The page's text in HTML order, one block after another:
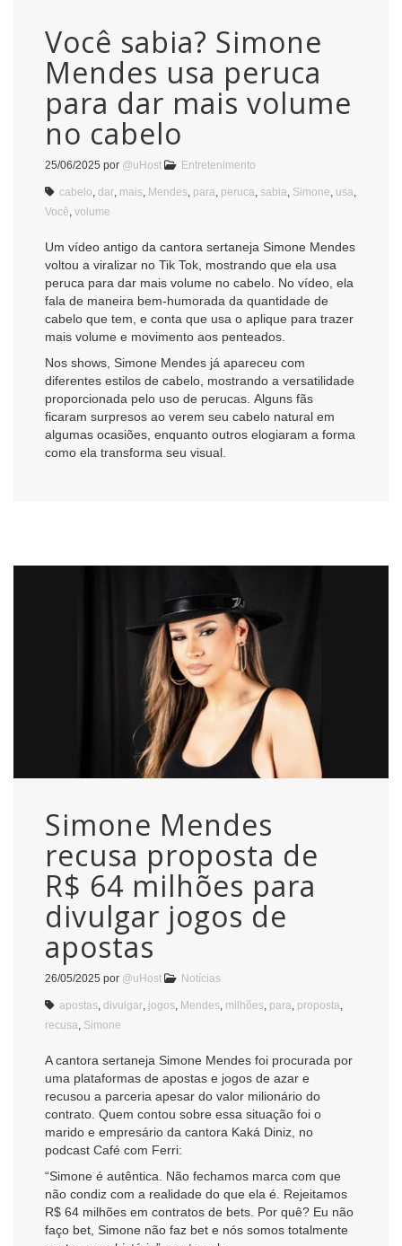
Você sabia? Simone
Mendes usa peruca
para dar mais volume
no cabelo
25/06/2025 por @uHost Entretenimento
cabelo dar mais Mendes para peruca sabia Simone usa
Você volume
Um vídeo antigo da cantora sertaneja Simone Mendes
voltou a viralizar no Tik Tok, mostrando que ela usa
peruca para dar mais volume no cabelo. No vídeo, ela
fala de maneira bem-humorada da quantidade de
cabelo que tem, e conta que usa o aplique para trazer
mais volume e movimento aos penteados.
Nos shows, Simone Mendes já apareceu com
diferentes estilos de cabelo, mostrando a versatilidade
proporcionada pelo uso de perucas. Alguns fãs
ficaram surpresos ao verem seu cabelo natural em
algumas ocasiões, enquanto outros elogiaram a forma
como ela transforma seu visual.
Simone Mendes
recusa proposta de
R$ 64 milhões para
divulgar jogos de
apostas
26/05/2025 por @uHost Notícias
apostas divulgar jogos Mendes milhões para proposta
recusa Simone
A cantora sertaneja Simone Mendes foi procurada por
uma plataformas de apostas e jogos de azar e
recusou a parceria apesar do valor milionário do
contrato. Quem contou sobre essa situação foi o
marido e empresário da cantora Kaká Diniz, no
podcast Café com Ferri:
“Simone é autêntica. Não fechamos marca com que
não condiz com a realidade do que ela é. Rejeitamos
R$ 64 milhões em contratos de bets. Por quê? Eu não
faço bet, Simone não faz bet e nós somos totalmente